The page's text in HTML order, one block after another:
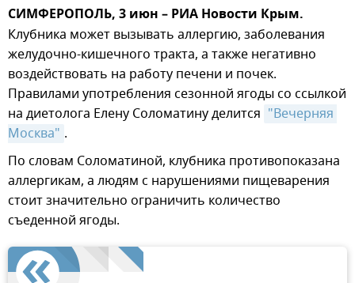
СИМФЕРОПОЛЬ, 3 июн – РИА Новости Крым.
Клубника может вызывать аллергию, заболевания
желудочно-кишечного тракта, а также негативно
воздействовать на работу печени и почек.
Правилами употребления сезонной ягоды со ссылкой
на диетолога Елену Соломатину делится "Вечерняя
Москва" .
По словам Соломатиной, клубника противопоказана
аллергикам, а людям с нарушениями пищеварения
стоит значительно ограничить количество
съеденной ягоды.